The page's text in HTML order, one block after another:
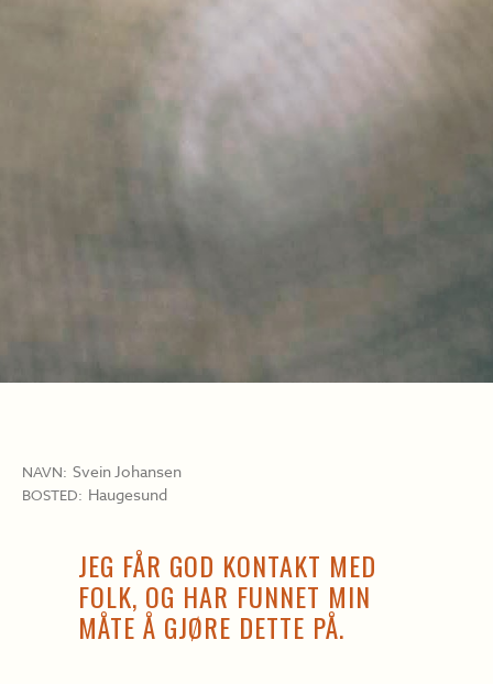
NAVN: Svein Johansen
BOSTED: Haugesund
JEG FÅR GOD KONTAKT MED
FOLK, OG HAR FUNNET MIN
MÅTE Å GJØRE DETTE PÅ.